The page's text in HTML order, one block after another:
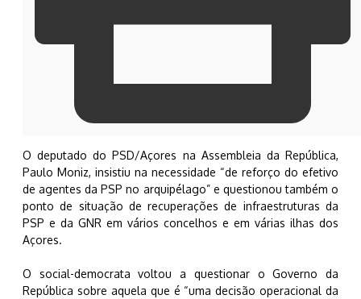
O deputado do PSD/Açores na Assembleia da República,
Paulo Moniz, insistiu na necessidade “de reforço do efetivo
de agentes da PSP no arquipélago” e questionou também o
ponto de situação de recuperações de infraestruturas da
PSP e da GNR em vários concelhos e em várias ilhas dos
Açores.
O social-democrata voltou a questionar o Governo da
República sobre aquela que é “uma decisão operacional da